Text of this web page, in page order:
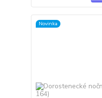
Novinka